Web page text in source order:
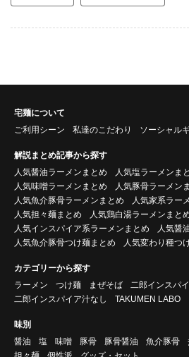
宅麺について
ご利用シーン
私達のこだわり ソーシャル
解説まとめ記事から探す
人気醤油ラーメンまとめ
人気塩ラーメンま
人気味噌ラーメンまとめ
人気豚骨ラーメン
人気魚介豚骨ラーメンまとめ
人気家系ラー
人気担々麺まとめ
人気鶏白湯ラーメンまと
人気インスパイア系ラーメンまとめ
人気醤
人気魚介豚骨つけ麺まとめ
人気変わり種つ
カテゴリーから探す
ラーメン
つけ麺 まぜそば
二郎インスパ
二郎インスパイア汁なし
TAKUMEN LABO
味別
醤油
塩 味噌 豚骨 豚骨醤油 魚介豚骨